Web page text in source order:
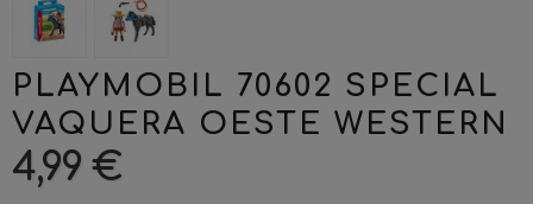
PLAYMOBIL 70602 SPECIAL
VAQUERA OESTE WESTERN
4,99 €